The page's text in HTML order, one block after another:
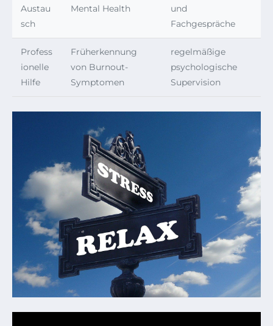
Austau
sch
Mental Health
und
Fachgespräche
Profess
ionelle
Hilfe
Früherkennung
von Burnout-
Symptomen
regelmäßige
psychologische
Supervision